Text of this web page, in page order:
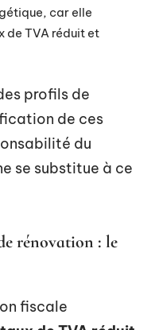
car elle
de TVA réduit et
profils de
de ces
du
se substitue à ce
rénovation : le
fiscale